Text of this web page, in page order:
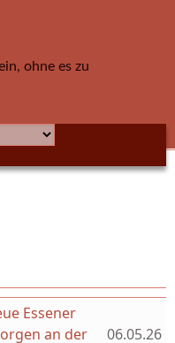
ohne es zu
Essener
an der
06.05.26